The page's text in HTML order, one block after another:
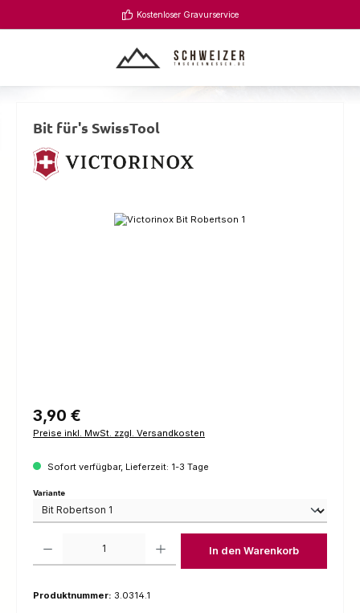
Kostenloser Gravurservice
Bit für's SwissTool
Bildergalerie überspringen
Regulärer Preis:
3,90 €
Preise inkl. MwSt. zzgl. Versandkosten
Sofort verfügbar, Lieferzeit: 1-3 Tage
Varianteauswählen
In den Warenkorb
Produktnummer: 3.0314.1